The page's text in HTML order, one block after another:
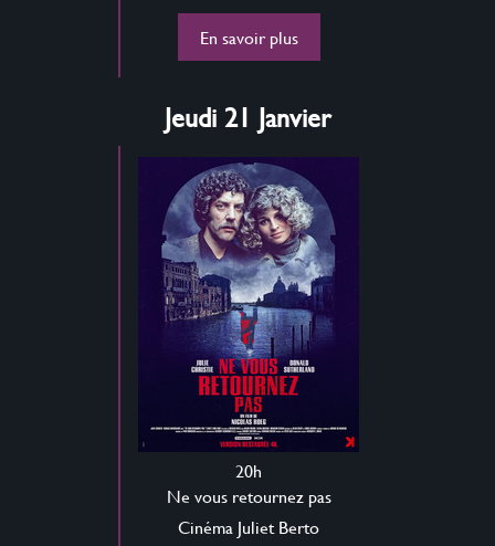
En savoir plus
Jeudi 21 Janvier
20h
Ne vous retournez pas
Cinéma Juliet Berto